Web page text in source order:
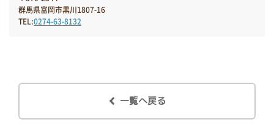
群馬県富岡市黒川1807-16
TEL:0274-63-8132
一覧へ戻る